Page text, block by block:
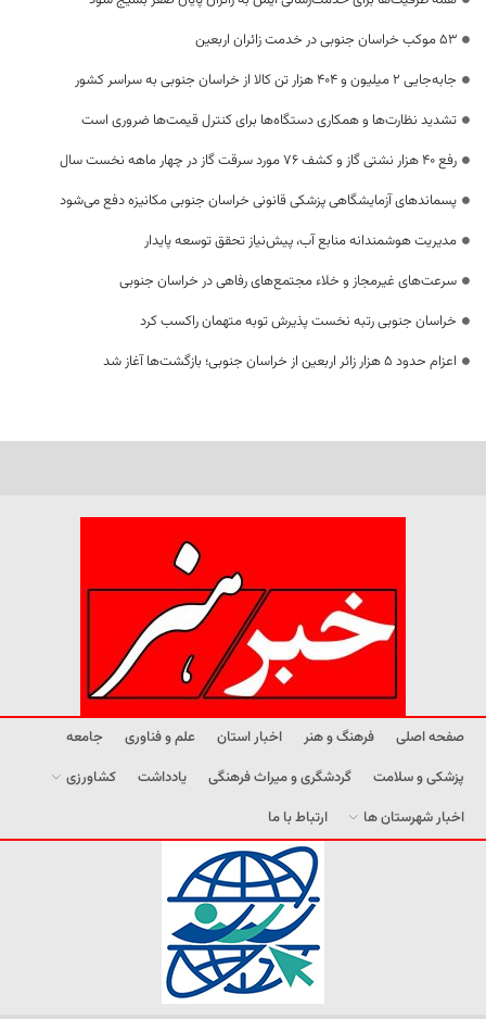
53 موکب خراسان جنوبی در خدمت زائران اربعین
جابه‌جایی 2 میلیون و 404 هزار تن کالا از خراسان جنوبی به سراسر کشور
تشدید نظارت‌ها و همکاری دستگاه‌ها برای کنترل قیمت‌ها ضروری است
رفع 40 هزار نشتی گاز و کشف 76 مورد سرقت گاز در چهار ماهه نخست سال
پسماندهای آزمایشگاهی پزشکی قانونی خراسان جنوبی مکانیزه دفع می‌شود
مدیریت هوشمندانه منابع آب، پیش‌نیاز تحقق توسعه پایدار
سرعت‌های غیرمجاز و خلاء مجتمع‌های رفاهی در خراسان جنوبی
خراسان جنوبی رتبه نخست پذیرش توبه متهمان راکسب کرد
اعزام حدود 5 هزار زائر اربعین از خراسان جنوبی؛ بازگشت‌ها آغاز شد
صفحه اصلی فرهنگ و هنر اخبار استان علم و فناوری
جامعه
پزشکی و سلامت
گردشگری و میراث فرهنگی یادداشت
کشاورزی
اخبار شهرستان ها
ارتباط با ما